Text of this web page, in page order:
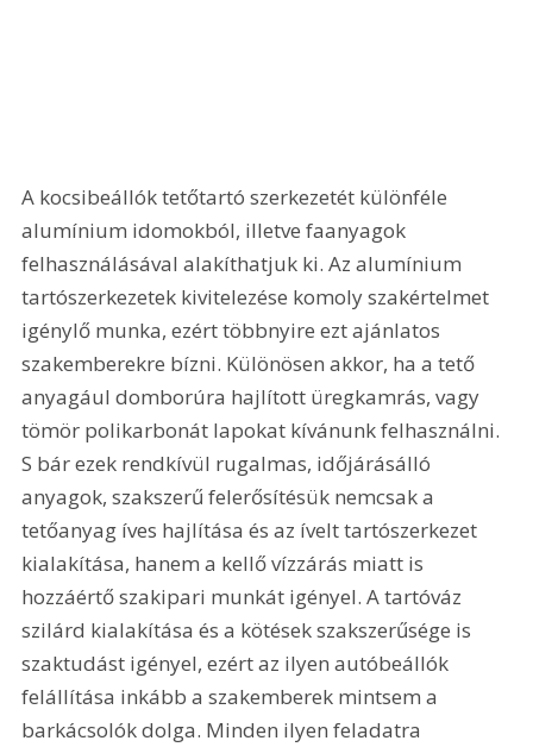
A kocsibeállók tetőtartó szerkezetét különféle
alumínium idomokból, illetve faanyagok
felhasználásával alakíthatjuk ki. Az alumínium
tartószerkezetek kivitelezése komoly szakértelmet
igénylő munka, ezért többnyire ezt ajánlatos
szakemberekre bízni. Különösen akkor, ha a tető
anyagául domborúra hajlított üregkamrás, vagy
tömör polikarbonát lapokat kívánunk felhasználni.
S bár ezek rendkívül rugalmas, időjárásálló
anyagok, szakszerű felerősítésük nemcsak a
tetőanyag íves hajlítása és az ívelt tartószerkezet
kialakítása, hanem a kellő vízzárás miatt is
hozzáértő szakipari munkát igényel. A tartóváz
szilárd kialakítása és a kötések szakszerűsége is
szaktudást igényel, ezért az ilyen autóbeállók
felállítása inkább a szakemberek mintsem a
barkácsolók dolga. Minden ilyen feladatra